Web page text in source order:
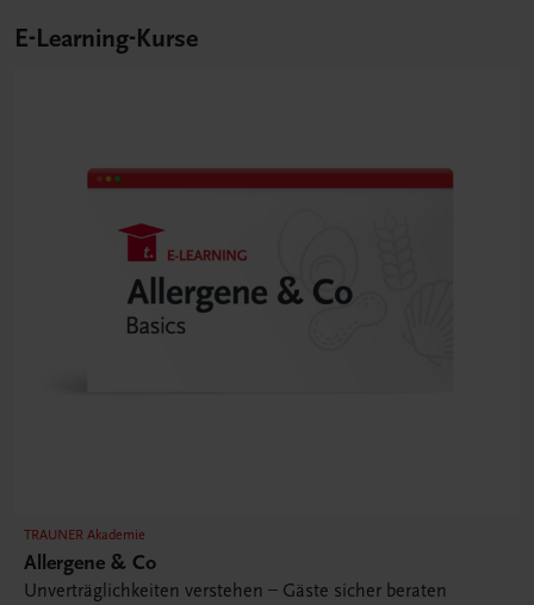
E-Learning-Kurse
TRAUNER Akademie
Allergene & Co
Unverträglichkeiten verstehen – Gäste sicher beraten